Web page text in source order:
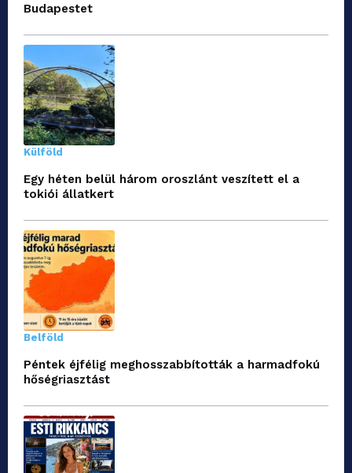
Budapestet
Külföld
Egy héten belül három oroszlánt veszített el a
tokiói állatkert
Belföld
Péntek éjfélig meghosszabbították a harmadfokú
hőségriasztást